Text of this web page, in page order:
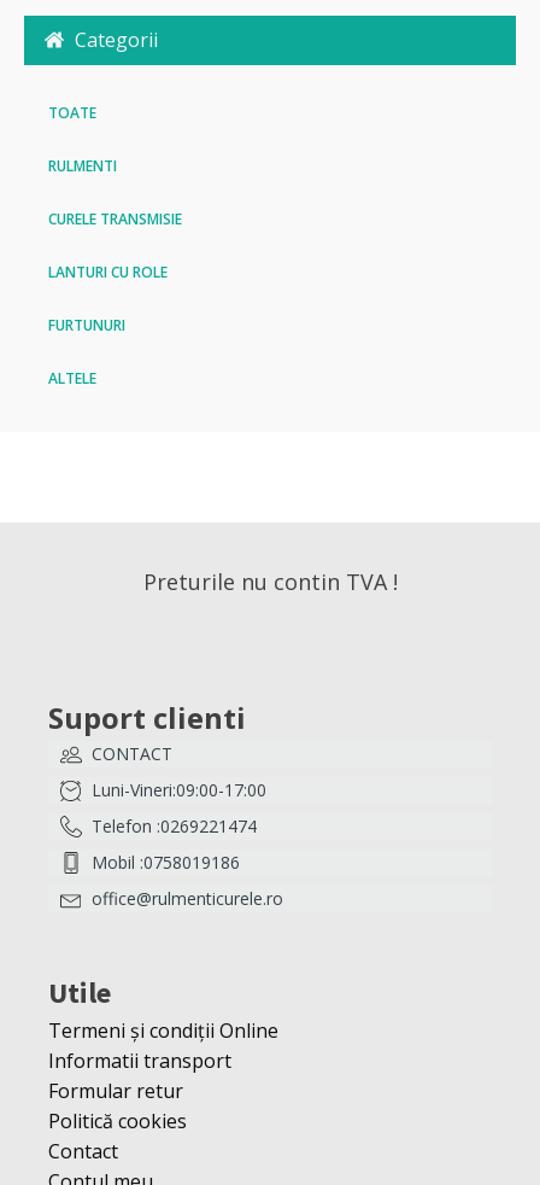
Categorii
TOATE
RULMENTI
CURELE TRANSMISIE
LANTURI CU ROLE
FURTUNURI
ALTELE
Preturile nu contin TVA !
Suport clienti
CONTACT
Luni-Vineri:09:00-17:00
Telefon :0269221474
Mobil :0758019186
office@rulmenticurele.ro
Utile
Termeni și condiții Online
Informatii transport
Formular retur
Politică cookies
Contact